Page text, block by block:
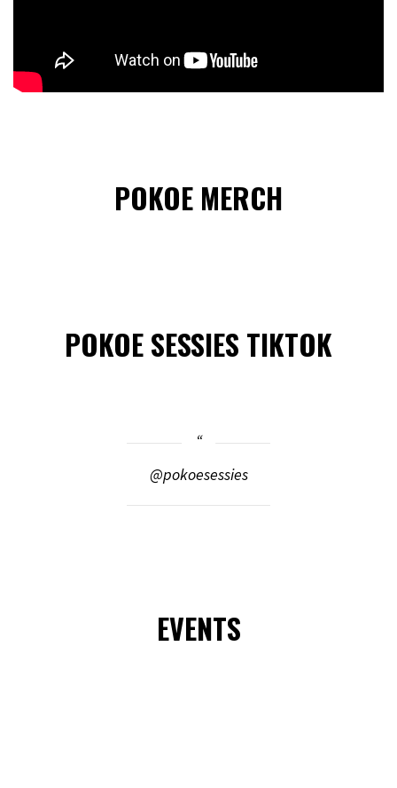
POKOE MERCH
POKOE SESSIES TIKTOK
@pokoesessies
EVENTS